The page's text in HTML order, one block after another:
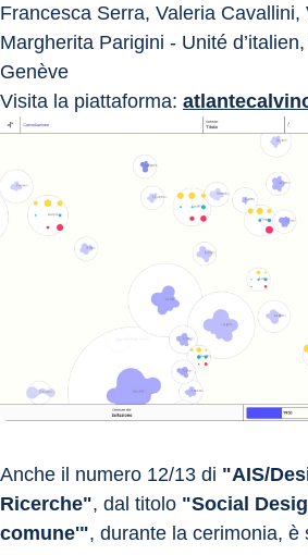
Francesca Serra, Valeria
Margherita Parigini - Unité
Genève
Visita la piattaforma:
Anche il numero 12/13 di "AIS/
Ricerche", dal titolo "Social
comune'", durante la cerimonia,